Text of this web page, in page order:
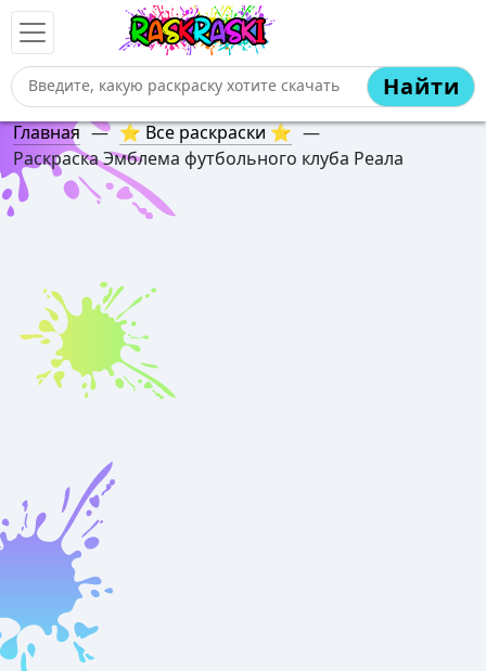
Найти
Главная — ⭐ Все раскраски ⭐ —
Раскраска Эмблема футбольного клуба Реала